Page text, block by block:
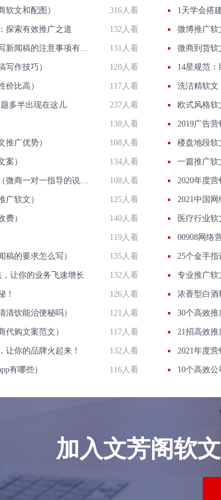
软文和配图） 316人看 1天学会搭
探索有效推广之道 132人看 微博推广软
写新闻稿的注意事项（写新闻稿的注意事项有哪些） 131人看 微商到货软
写作技巧） 120人看 14星规范
价比高） 117人看 洗洁精软文
多半出现在这儿 237人看 欧式风格软
138人看 2019广告
推广优势） 108人看 楼盘地段软
案） 134人看 一篇推广软
微商一对一指导的软文（微商一对一指导的说说） 108人看 2020年度
广软文） 125人看 2021中国
费） 140人看 医疗行业软
119人看
稿的要求怎么写） 135人看 25个金手指
让你的业务飞速增长 132人看 专业推广软
！ 126人看 浓香型白酒
清饮能治便秘吗） 121人看 30个高效推
代购文案范文） 117人看 21招高效推
让你的品牌火起来！ 132人看 2021年度
有哪些） 116人看 10个高效
加入文芳阁软